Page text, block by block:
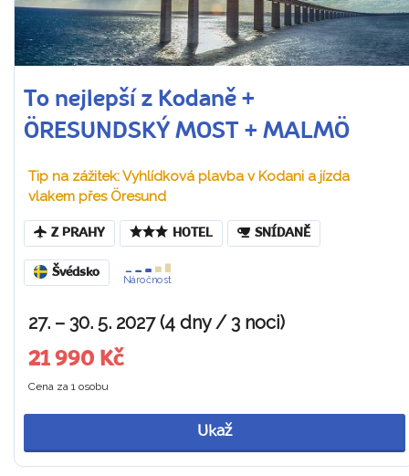
To nejlepší z Kodaně +
ÖRESUNDSKÝ MOST + MALMÖ
Tip na zážitek: Vyhlídková plavba v Kodani a jízda
vlakem přes Öresund
Z PRAHY HOTEL SNÍDANĚ
Švédsko
Náročnost
27. – 30. 5. 2027 (4 dny / 3 noci)
21 990 Kč
Cena za 1 osobu
Ukaž